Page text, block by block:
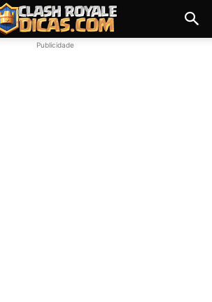
Publicidade